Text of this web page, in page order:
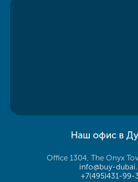
Наш офис в
Office 1304, The Onyx
info@buy-
+7(495)431-99-